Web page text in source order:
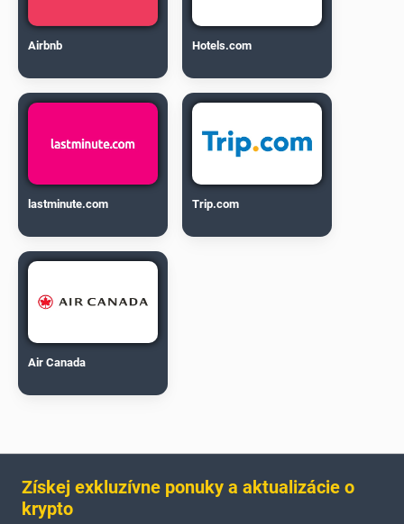
Airbnb Hotels.com
lastminute.com Trip.com
Air Canada
Získej exkluzívne ponuky a aktualizácie o
krypto